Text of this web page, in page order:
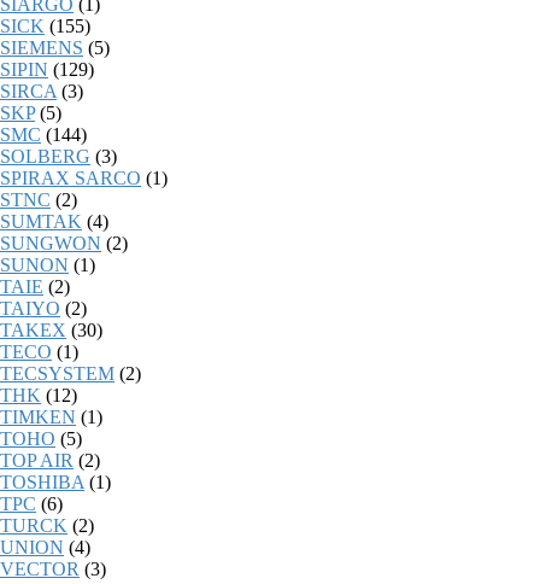
SIARGO (1)
SICK (155)
SIEMENS (5)
SIPIN (129)
SIRCA (3)
SKP (5)
SMC (144)
SOLBERG (3)
SPIRAX SARCO (1)
STNC (2)
SUMTAK (4)
SUNGWON (2)
SUNON (1)
TAIE (2)
TAIYO (2)
TAKEX (30)
TECO (1)
TECSYSTEM (2)
THK (12)
TIMKEN (1)
TOHO (5)
TOP AIR (2)
TOSHIBA (1)
TPC (6)
TURCK (2)
UNION (4)
VECTOR (3)